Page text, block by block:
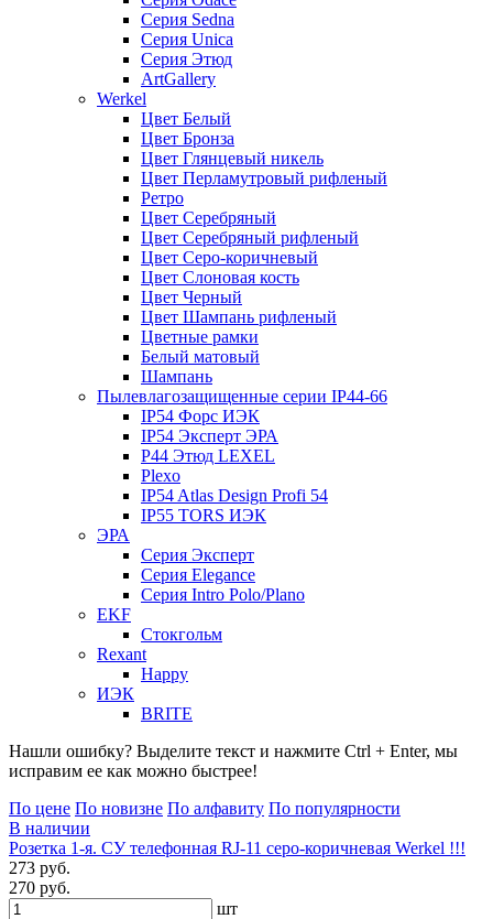
Серия Sedna
Серия Unica
Серия Этюд
ArtGallery
Werkel
Цвет Белый
Цвет Бронза
Цвет Глянцевый никель
Цвет Перламутровый рифленый
Ретро
Цвет Серебряный
Цвет Серебряный рифленый
Цвет Серо-коричневый
Цвет Слоновая кость
Цвет Черный
Цвет Шампань рифленый
Цветные рамки
Белый матовый
Шампань
Пылевлагозащищенные серии IP44-66
IP54 Форс ИЭК
IP54 Эксперт ЭРА
P44 Этюд LEXEL
Plexo
IP54 Atlas Design Profi 54
IP55 TORS ИЭК
ЭРА
Серия Эксперт
Серия Elegance
Серия Intro Polo/Plano
EKF
Стокгольм
Rexant
Happy
ИЭК
BRITE
Нашли ошибку? Выделите текст и нажмите Ctrl + Enter, мы
исправим ее как можно быстрее!
По цене По новизне По алфавиту По популярности
В наличии
Розетка 1-я. СУ телефонная RJ-11 серо-коричневая Werkel !!!
273 руб.
270 руб.
шт